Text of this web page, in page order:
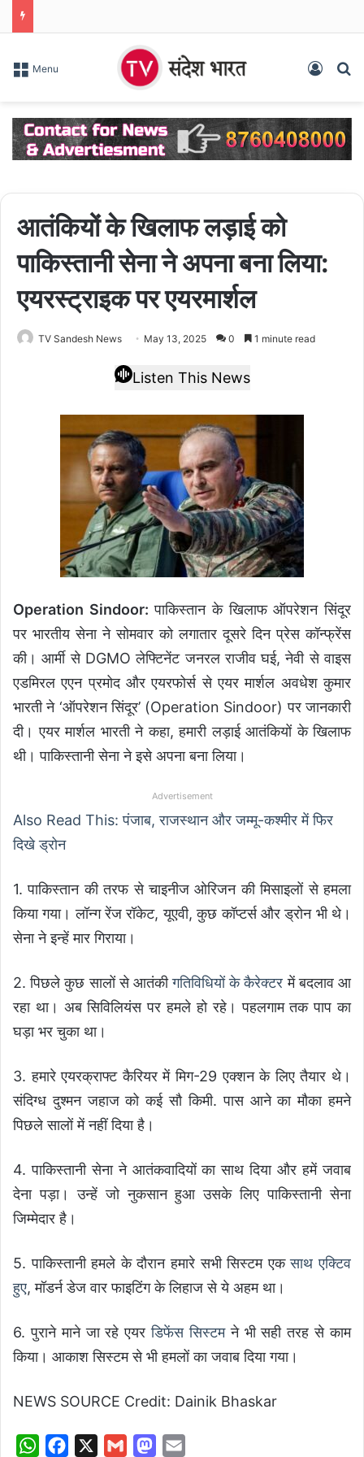
Menu Log In
आतंकियों के खिलाफ लड़ाई को
पाकिस्तानी सेना ने अपना बना लिया:
एयरस्ट्राइक पर एयरमार्शल
TV Sandesh News May 13, 2025 0 1 minute read
Listen This News
Operation Sindoor: पाकिस्तान के खिलाफ ऑपरेशन सिंदूर
पर भारतीय सेना ने सोमवार को लगातार दूसरे दिन प्रेस कॉन्फ्रेंस
की। आर्मी से DGMO लेफ्टिनेंट जनरल राजीव घई, नेवी से वाइस
एडमिरल एएन प्रमोद और एयरफोर्स से एयर मार्शल अवधेश कुमार
भारती ने ‘ऑपरेशन सिंदूर’ (Operation Sindoor) पर जानकारी
दी। एयर मार्शल भारती ने कहा, हमारी लड़ाई आतंकियों के खिलाफ
थी। पाकिस्तानी सेना ने इसे अपना बना लिया।
Advertisement
Also Read This: पंजाब, राजस्थान और जम्मू-कश्मीर में फिर
दिखे ड्रोन
1. पाकिस्तान की तरफ से चाइनीज ओरिजन की मिसाइलों से हमला
किया गया। लॉन्ग रेंज रॉकेट, यूएवी, कुछ कॉप्टर्स और ड्रोन भी थे।
सेना ने इन्हें मार गिराया।
2. पिछले कुछ सालों से आतंकीगतिविधियों के कैरेक्टर में बदलाव आ
रहा था। अब सिविलियंस पर हमले हो रहे। पहलगाम तक पाप का
घड़ा भर चुका था।
3. हमारे एयरक्राफ्ट कैरियर में मिग-29 एक्शन के लिए तैयार थे।
संदिग्ध दुश्मन जहाज को कई सौ किमी. पास आने का मौका हमने
पिछले सालों में नहीं दिया है।
4. पाकिस्तानी सेना ने आतंकवादियों का साथ दिया और हमें जवाब
देना पड़ा। उन्हें जो नुकसान हुआ उसके लिए पाकिस्तानी सेना
जिम्मेदार है।
5. पाकिस्तानी हमले के दौरान हमारे सभी सिस्टम एकसाथ एक्टिव
हुए, मॉडर्न डेज वार फाइटिंग के लिहाज से ये अहम था।
6. पुराने माने जा रहे एयरडिफेंस सिस्टमने भी सही तरह से काम
किया। आकाश सिस्टम से भी हमलों का जवाब दिया गया।
NEWS SOURCE Credit: Dainik Bhaskar
W M